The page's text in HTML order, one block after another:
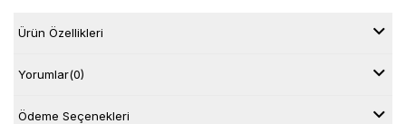
Ürün Özellikleri
Yorumlar(0)
Ödeme Seçenekleri